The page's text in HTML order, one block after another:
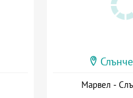
Марвел -